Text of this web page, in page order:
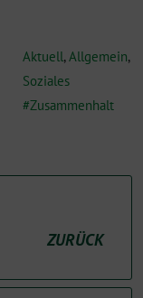
Aktuell,Allgemein,
Soziales
Zusammenhalt
ZURÜCK